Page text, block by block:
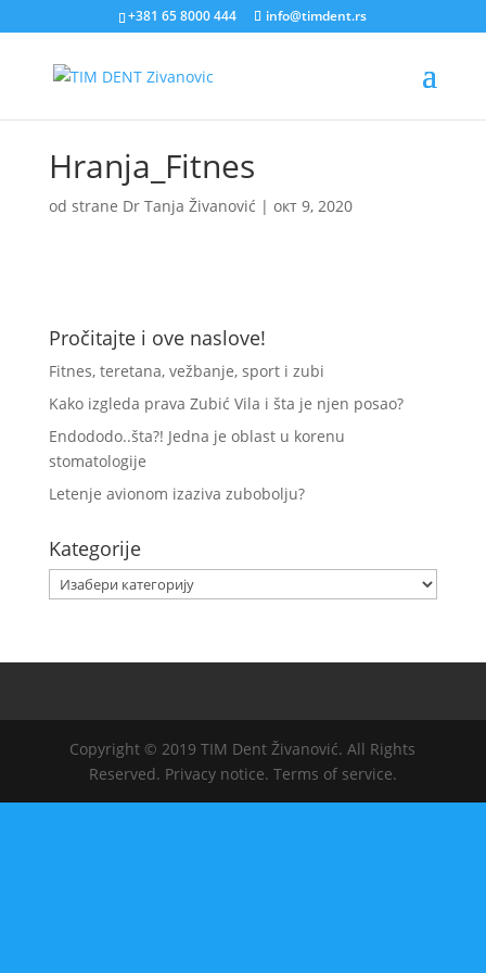
+381 65 8000 444 info@timdent.rs
Hranja_Fitnes
od strane Dr Tanja Živanović | окт 9, 2020
Pročitajte i ove naslove!
Fitnes, teretana, vežbanje, sport i zubi
Kako izgleda prava Zubić Vila i šta je njen posao?
Endododo..šta?! Jedna je oblast u korenu
stomatologije
Letenje avionom izaziva zubobolju?
Kategorije
Kategorije
Copyright © 2019 TIM Dent Živanović. All Rights
Reserved. Privacy notice. Terms of service.